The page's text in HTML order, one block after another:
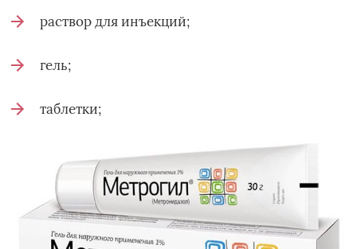
раствор для инъекций;
гель;
таблетки;